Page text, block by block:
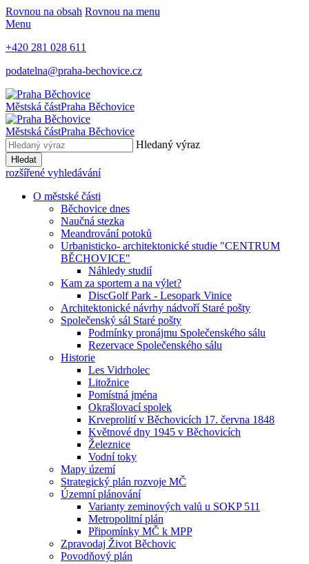
Rovnou na obsah Rovnou na menu
Menu
+420 281 028 611
podatelna@praha-bechovice.cz
Městská částPraha Běchovice
Městská částPraha Běchovice
Hledaný výraz
Hledat
rozšířené vyhledávání
O městské části
Běchovice dnes
Naučná stezka
Meandrování potoků
Urbanisticko- architektonické studie "CENTRUM
BĚCHOVICE"
Náhledy studií
Kam za sportem a na výlet?
DiscGolf Park - Lesopark Vinice
Architektonické návrhy nádvoří Staré pošty
Společenský sál Staré pošty
Podmínky pronájmu Společenského sálu
Rezervace Společenského sálu
Historie
Les Vidrholec
Litožnice
Pomístná jména
Okrašlovací spolek
Krveprolití v Běchovicích 17. června 1848
Květnové dny 1945 v Běchovicích
Železnice
Vodní toky
Mapy území
Strategický plán rozvoje MČ
Územní plánování
Varianty zeminových valů u SOKP 511
Metropolitní plán
Připomínky MČ k MPP
Zpravodaj Život Běchovic
Povodňový plán